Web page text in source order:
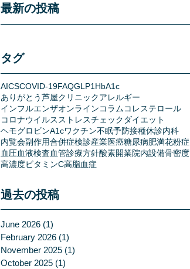
最新の投稿
タグ
AICSCOVID-19FAQGLP1HbA1c
ありがとう芦屋クリニックアレルギー
インフルエンザオンラインコラムコレステロール
コロナウイルスストレスチェック ダイエット
ヘモグロビンA1cワクチン不眠予防接種休診内科
内覧会副作用合併症検診産業医癌糖尿病肥満花粉症
血圧血液検査血管診療方針酸素開業院内設備骨密度
高濃度ビタミンC高脂血症
過去の投稿
June 2026 (1)
February 2026 (1)
November 2025 (1)
October 2025 (1)